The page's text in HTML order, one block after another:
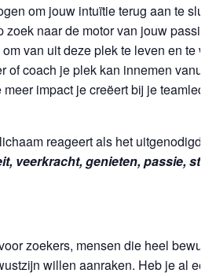
om jouw intuïtie terug aan te
zoek naar de motor van jouw passie,
van uit deze plek te leven en te
of coach je plek kan innemen vanuit
impact je creëert bij je
reageert als het uitgenodigd
veerkracht, genieten, passie,
zoekers, mensen die heel
willen aanraken. Heb je al